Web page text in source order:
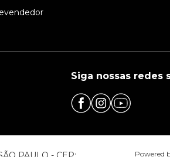
Siga nossas redes
Powered